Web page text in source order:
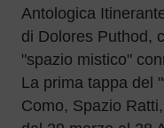
Antologica
di Dolores Puthod,
"spazio mistico"
La prima tappa del
Como, Spazio